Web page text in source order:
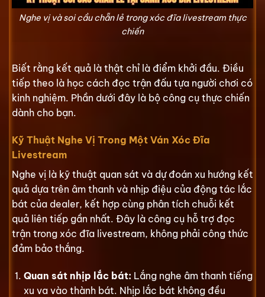
Nghe vị và soi cầu chẵn lẻ trong xóc đĩa livestream thực
chiến
Biết rằng kết quả là thật chỉ là điểm khởi đầu. Điều
tiếp theo là học cách đọc trận đấu tựa người chơi có
kinh nghiệm. Phần dưới đây là bộ công cụ thực chiến
dành cho bạn.
Kỹ Thuật Nghe Vị Trong Một Ván Xóc Đĩa
Livestream
Nghe vị là kỹ thuật quan sát và dự đoán xu hướng kết
quả dựa trên âm thanh và nhịp điệu của động tác lắc
bát của dealer, kết hợp cùng phân tích chuỗi kết
quả liên tiếp gần nhất. Đây là công cụ hỗ trợ đọc
trận trong xóc đĩa livestream, không phải công thức
đảm bảo thắng.
Quan sát nhịp lắc bát: Lắng nghe âm thanh tiếng
xu va vào thành bát. Nhịp lắc bát không đều